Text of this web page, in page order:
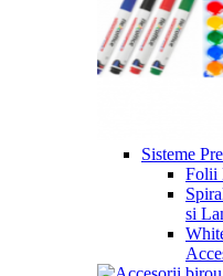
Sisteme
Folii
si